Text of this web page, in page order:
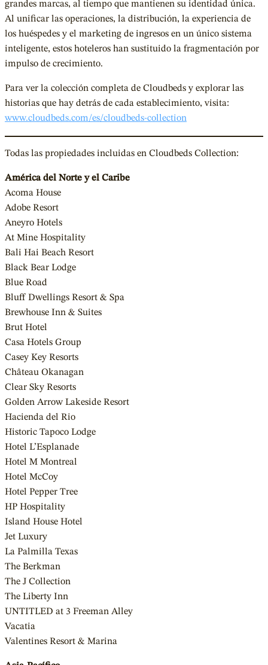
grandes marcas, al tiempo que mantienen su identidad única.
Al unificar las operaciones, la distribución, la experiencia de
los huéspedes y el marketing de ingresos en un único sistema
inteligente, estos hoteleros han sustituido la fragmentación por
impulso de crecimiento.
Para ver la colección completa de Cloudbeds y explorar las
historias que hay detrás de cada establecimiento, visita:
www.cloudbeds.com/es/cloudbeds-collection
Todas las propiedades incluidas en Cloudbeds Collection:
América del Norte y el Caribe
Acoma House
Adobe Resort
Aneyro Hotels
At Mine Hospitality
Bali Hai Beach Resort
Black Bear Lodge
Blue Road
Bluff Dwellings Resort & Spa
Brewhouse Inn & Suites
Brut Hotel
Casa Hotels Group
Casey Key Resorts
Château Okanagan
Clear Sky Resorts
Golden Arrow Lakeside Resort
Hacienda del Rio
Historic Tapoco Lodge
Hotel L’Esplanade
Hotel M Montreal
Hotel McCoy
Hotel Pepper Tree
HP Hospitality
Island House Hotel
Jet Luxury
La Palmilla Texas
The Berkman
The J Collection
The Liberty Inn
UNTITLED at 3 Freeman Alley
Vacatia
Valentines Resort & Marina